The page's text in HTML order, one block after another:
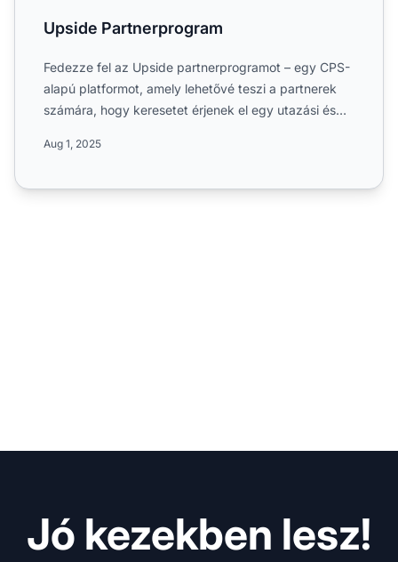
Upside Partnerprogram
Fedezze fel az Upside partnerprogramot – egy CPS-
alapú platformot, amely lehetővé teszi a partnerek
számára, hogy keresetet érjenek el egy utazási és
Aug 1, 2025
Jó kezekben lesz!